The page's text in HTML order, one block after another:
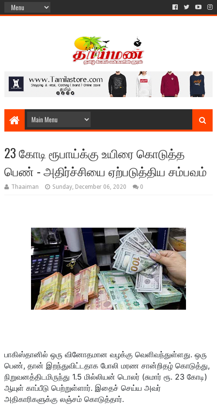
23 கோடி ரூபாய்க்கு உயிரை கொடுத்த
பெண் - அதிர்ச்சியை ஏற்படுத்திய சம்பவம்
Thaaiman Sunday, December 06, 2020 0
பாகிஸ்தானில் ஒரு வினோதமான வழக்கு வெளிவந்துள்ளது. ஒரு
பெண், தான் இறந்துவிட்டதாக போலி மரண சான்றிதழ் கொடுத்து,
நிறுவனத்திடமிருந்து 1.5 மில்லியன் டொலர் (சுமார் ரூ. 23 கோடி)
ஆயுள் காப்பீடு பெற்றுள்ளார். இதைச் செய்ய அவர்
அதிகாரிகளுக்கு லஞ்சம் கொடுத்தார்.